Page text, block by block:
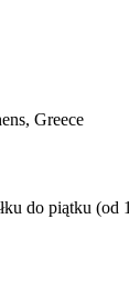
Greece
do piątku (od